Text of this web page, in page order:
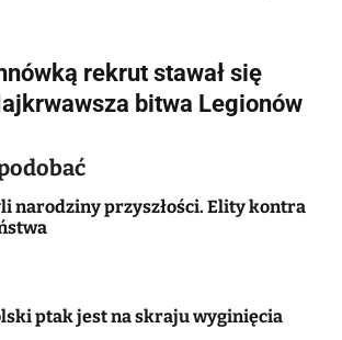
rekrut stawał się
bitwa Legionów
narodziny przyszłości. Elity kontra
ptak jest na skraju wyginięcia